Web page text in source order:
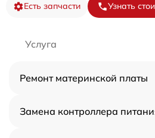
Есть запчасти Узнать
Услуга
Ремонт материнской платы
Замена контроллера